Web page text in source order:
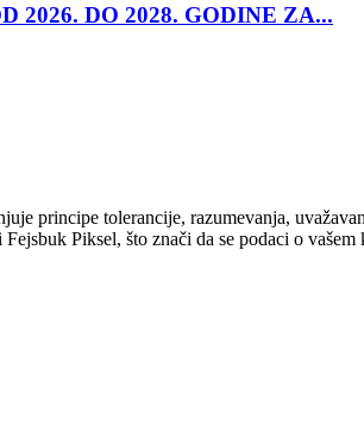
2026. DO 2028. GODINE ZA...
principe tolerancije, razumevanja,
Piksel, što znači da se podaci o